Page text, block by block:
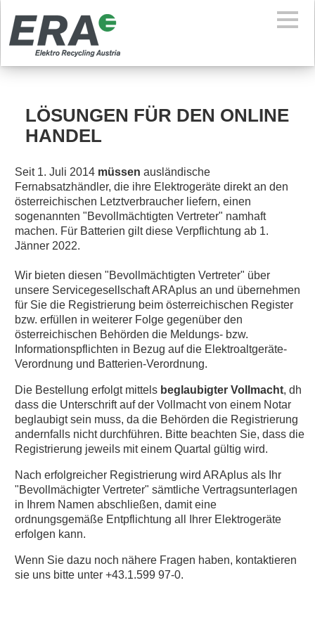
LÖSUNGEN FÜR DEN ONLINE
HANDEL
Seit 1. Juli 2014 müssen ausländische
Fernabsatzhändler, die ihre Elektrogeräte direkt an den
österreichischen Letztverbraucher liefern, einen
sogenannten "Bevollmächtigten Vertreter" namhaft
machen. Für Batterien gilt diese Verpflichtung ab 1.
Jänner 2022.
Wir bieten diesen "Bevollmächtigten Vertreter" über
unsere Servicegesellschaft ARAplus an und übernehmen
für Sie die Registrierung beim österreichischen Register
bzw. erfüllen in weiterer Folge gegenüber den
österreichischen Behörden die Meldungs- bzw.
Informationspflichten in Bezug auf die Elektroaltgeräte-
Verordnung und Batterien-Verordnung.
Die Bestellung erfolgt mittels beglaubigter Vollmacht, dh
dass die Unterschrift auf der Vollmacht von einem Notar
beglaubigt sein muss, da die Behörden die Registrierung
andernfalls nicht durchführen. Bitte beachten Sie, dass die
Registrierung jeweils mit einem Quartal gültig wird.
Nach erfolgreicher Registrierung wird ARAplus als Ihr
"Bevollmächigter Vertreter" sämtliche Vertragsunterlagen
in Ihrem Namen abschließen, damit eine
ordnungsgemäße Entpflichtung all Ihrer Elektrogeräte
erfolgen kann.
Wenn Sie dazu noch nähere Fragen haben, kontaktieren
sie uns bitte unter +43.1.599 97-0.